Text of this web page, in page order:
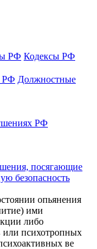
РФ Кодексы РФ
РФ Должностные
РФ
посягающие
безопасность
опьянения
ими
либо
или психотропных
ве